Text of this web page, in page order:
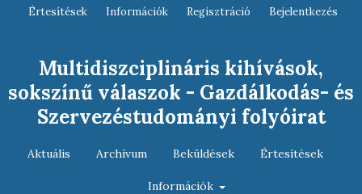
Multidiszciplináris kihívások,
sokszínű válaszok - Gazdálkodás- és
Szervezéstudományi folyóirat
Aktuális Archívum Beküldések Értesítések
Információk
Értesítések Információk Regisztráció Bejelentkezés